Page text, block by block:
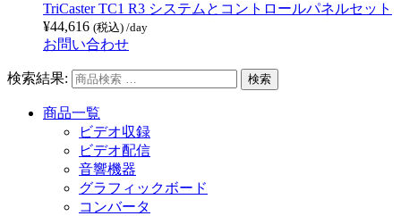
TriCaster TC1 R3 システムとコントロールパネルセット
¥44,616 (税込) /day
お問い合わせ
検索結果:
商品一覧
ビデオ収録
ビデオ配信
音響機器
グラフィックボード
コンバータ